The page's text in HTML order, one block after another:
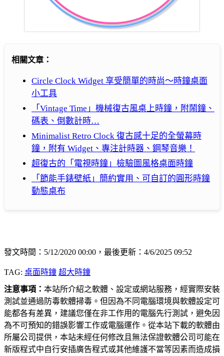
相關文章：
Circle Clock Widget 享受簡單的時尚～時鐘桌面
小工具
「Vintage Time」機械復古風桌上時鐘，附鬧鐘、
碼表、倒數計時…
Minimalist Retro Clock 復古感十足的全螢幕時
鐘，附有 Widget、專注計時器、鋼琴音樂！
超復古的「電視時鐘」檢驗圖風格桌面時鐘
「節能手錶壁紙」簡約實用、可自訂的圓形時鐘
動態桌布
發文時間：5/12/2020 00:00，最後更新：4/6/2025 09:52
TAG: 桌面時鐘 超大時鐘
注意事項： 本站所介紹之軟體、設定或網站服務，經實際安裝
測試並通過防毒軟體掃毒。但因為不同電腦環境與軟體設定可
能都各有差異，建議您僅在非工作用的電腦先行測試，避免因
為不可預知的錯誤影響工作或電腦運作。從本站下載的軟體由
所屬公司提供，本站未經任何修改且無法保證軟體公司可能在
新版程式中自行安插廣告程式或其他維護不當等因素而造成損